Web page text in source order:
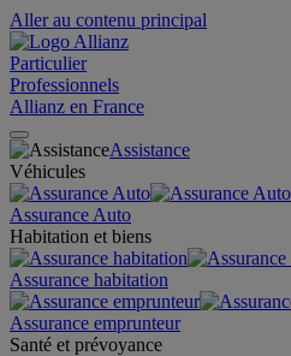
Aller au contenu principal
Particulier
Professionnels
Allianz en France
Assistance
Véhicules
Assurance Auto
Habitation et biens
Assurance habitation
Assurance emprunteur
Santé et prévoyance